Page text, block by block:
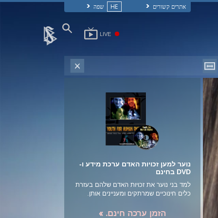
אתרים קשורים HE שפה
LIVE
נוער למען זכויות האדם ערכת מידע ו-
DVD בחינם
למד בני נוער את זכויות האדם שלהם בעזרת
כלים חינוכיים שמרתקים ומעניינים אותן.
הזמן ערכה חינם. »